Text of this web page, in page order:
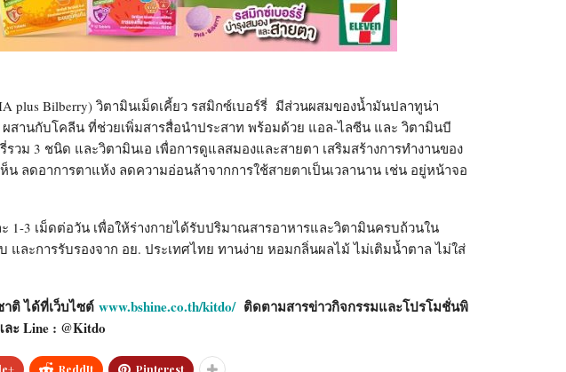
plus Bilberry) วิตามินเม็ดเคี้ยว รสมิกซ์เบอร์รี่ มีส่วนผสมของน้ำมันปลาทูน่า
ผสานกับโคลีน ที่ช่วยเพิ่มสารสื่อนำประสาท พร้อมด้วย แอล-ไลซีน และ วิตามินบี
วม 3 ชนิด และวิตามินเอ เพื่อการดูแลสมองและสายตา เสริมสร้างการทำงานของ
น ลดอาการตาแห้ง ลดความอ่อนล้าจากการใช้สายตาเป็นเวลานาน เช่น อยู่หน้าจอ
1-3 เม็ดต่อวัน เพื่อให้ร่างกายได้รับปริมาณสารอาหารและวิตามินครบถ้วนใน
ละการรับรองจาก อย. ประเทศไทย ทานง่าย หอมกลิ่นผลไม้ ไม่เติมน้ำตาล ไม่ใส่
ติ ได้ที่เว็บไซต์ www.bshine.co.th/kitdo/ติดตามสารข่าวกิจกรรมและโปรโมชั่นพิ
ละ Line : @Kitdo